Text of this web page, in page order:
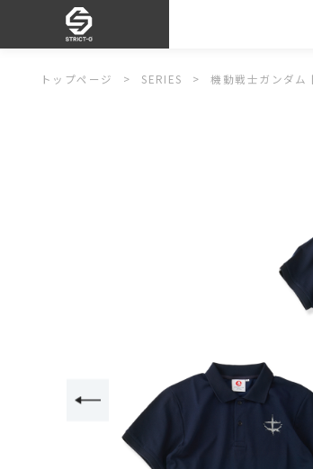
トップページ SERIES 機動戦士ガンダム